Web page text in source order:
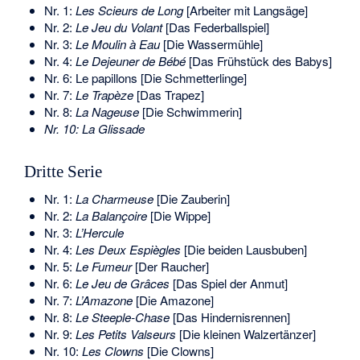
Nr. 1: Les Scieurs de Long[Arbeiter mit Langsäge]
Nr. 2: Le Jeu du Volant[Das Federballspiel]
Nr. 3: Le Moulin à Eau[Die Wassermühle]
Nr. 4: Le Dejeuner de Bébé[Das Frühstück des Babys]
Nr. 6: Le papillons [Die Schmetterlinge]
Nr. 7: Le Trapèze[Das Trapez]
Nr. 8: La Nageuse[Die Schwimmerin]
Nr. 10: La Glissade
Dritte Serie
Nr. 1: La Charmeuse[Die Zauberin]
Nr. 2: La Balançoire[Die Wippe]
Nr. 3: L’Hercule
Nr. 4: Les Deux Espiègles [Die beiden Lausbuben]
Nr. 5: Le Fumeur[Der Raucher]
Nr. 6: Le Jeu de Grâces [Das Spiel der Anmut]
Nr. 7: L’Amazone[Die Amazone]
Nr. 8: Le Steeple-Chase[Das Hindernisrennen]
Nr. 9: Les Petits Valseurs [Die kleinen Walzertänzer]
Nr. 10: Les Clowns [Die Clowns]